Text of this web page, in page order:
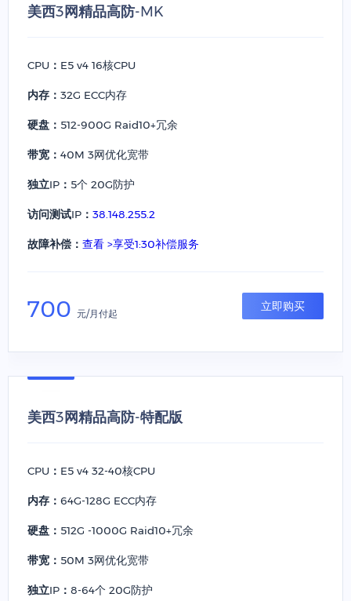
美西3网精品高防-MK
CPU： E5 v4 16核CPU
内存： 32G ECC内存
硬盘： 512-900G Raid10+冗余
带宽： 40M 3网优化宽带
独立IP： 5个 20G防护
访问测试IP： 38.148.255.2
故障补偿： 查看 >享受1:30补偿服务
700 元/月付起
立即购买
美西3网精品高防-特配版
CPU： E5 v4 32-40核CPU
内存： 64G-128G ECC内存
硬盘： 512G -1000G Raid10+冗余
带宽： 50M 3网优化宽带
独立IP： 8-64个 20G防护